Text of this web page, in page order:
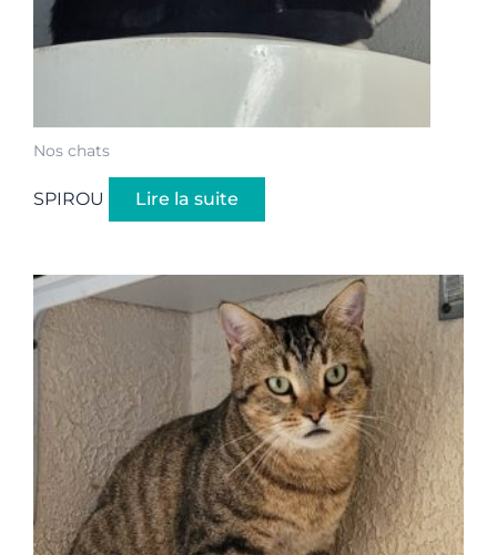
Nos chats
SPIROU Lire la suite